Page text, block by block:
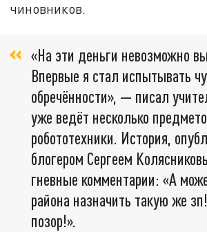
чиновников.
«На эти деньги невозможно
Впервые я стал испытывать
обречённости», — писал
уже ведёт несколько
робототехники. История,
блогером Сергеем
гневные комментарии: «А
района назначить такую же
позор!».